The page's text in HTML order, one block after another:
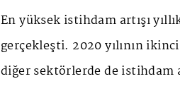
En yüksek istihdam artışı
gerçekleşti. 2020 yılının
diğer sektörlerde de istihdam